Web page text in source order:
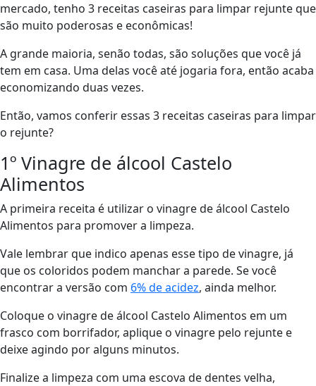
mercado, tenho 3 receitas caseiras para limpar rejunte que
são muito poderosas e econômicas!
A grande maioria, senão todas, são soluções que você já
tem em casa. Uma delas você até jogaria fora, então acaba
economizando duas vezes.
Então, vamos conferir essas 3 receitas caseiras para limpar
o rejunte?
1º Vinagre de álcool Castelo
Alimentos
A primeira receita é utilizar o vinagre de álcool Castelo
Alimentos para promover a limpeza.
Vale lembrar que indico apenas esse tipo de vinagre, já
que os coloridos podem manchar a parede. Se você
encontrar a versão com 6% de acidez, ainda melhor.
Coloque o vinagre de álcool Castelo Alimentos em um
frasco com borrifador, aplique o vinagre pelo rejunte e
deixe agindo por alguns minutos.
Finalize a limpeza com uma escova de dentes velha,